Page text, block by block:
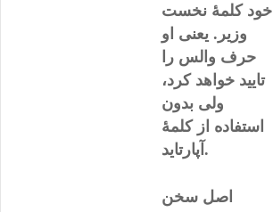
خود کلمۀ نخست
وزیر. یعنی او
حرف والس را
تایید خواهد کرد،
ولی بدون
استفاده از کلمۀ
آپارتاید.
اصل سخن